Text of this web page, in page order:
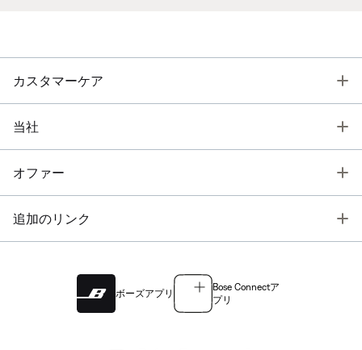
カスタマーケア
当社
オファー
追加のリンク
ボーズアプリ
Bose Connectア
プリ